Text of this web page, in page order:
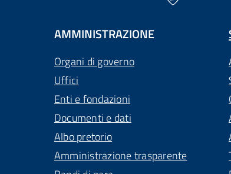
AMMINISTRAZIONE
Organi di governo
Uffici
Enti e fondazioni
Documenti e dati
Albo pretorio
Amministrazione trasparente